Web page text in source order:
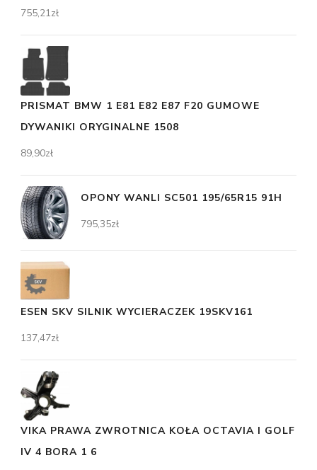
755,21zł
PRISMAT BMW 1 E81 E82 E87 F20 GUMOWE
DYWANIKI ORYGINALNE 1508
89,90zł
OPONY WANLI SC501 195/65R15 91H
795,35zł
ESEN SKV SILNIK WYCIERACZEK 19SKV161
137,47zł
VIKA PRAWA ZWROTNICA KOŁA OCTAVIA I GOLF
IV 4 BORA 1 6